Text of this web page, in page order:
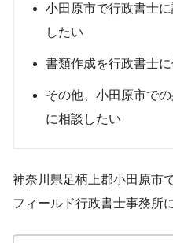
小田原市で行政書士
したい
書類作成を行政書士
その他、小田原市で
に相談したい
神奈川県足柄上郡小田原市
フィールド行政書士事務所